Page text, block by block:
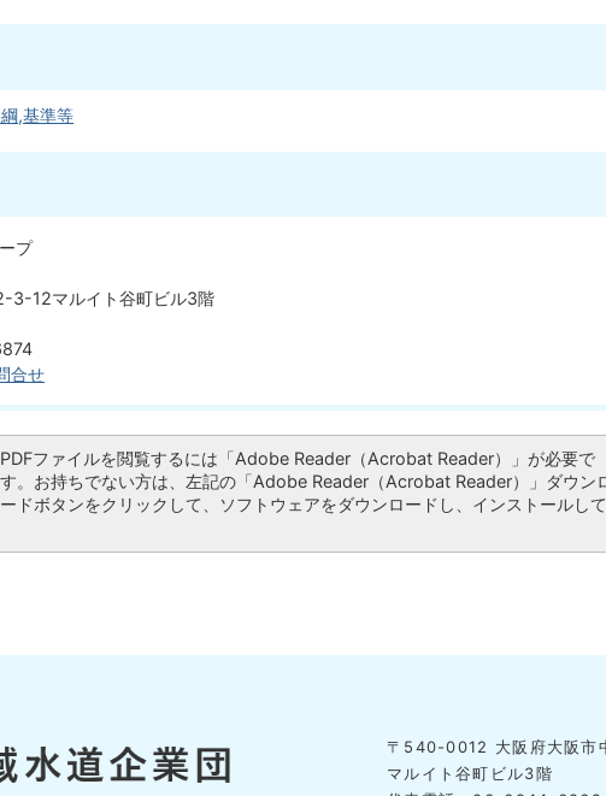
,基準等
プ
3-12マルイト谷町ビル3階
合せ
PDFファイルを閲覧するには「Adobe Reader（Acrobat Reader）」が必要で
す。お持ちでない方は、左記の「Adobe Reader（Acrobat Reader）」ダウン
ードボタンをクリックして、ソフトウェアをダウンロードし、インストールして
〒540-0012 大阪府大阪市
マルイト谷町ビル3階